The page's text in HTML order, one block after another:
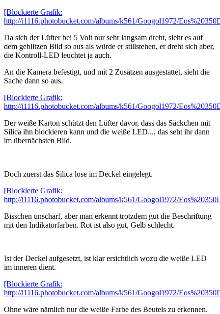
[Blockierte Grafik:
http://i1116.photobucket.com/albums/k561/Googol1972/
Da sich der Lüfter bei 5 Volt nur sehr langsam dreht, sieht es auf
dem geblitzen Bild so aus als würde er stillstehen, er dreht sich aber,
die Kontroll-LED leuchtet ja auch.
An die Kamera befestigt, und mit 2 Zusätzen ausgestattet, sieht die
Sache dann so aus.
[Blockierte Grafik:
http://i1116.photobucket.com/albums/k561/Googol1972/
Der weiße Karton schützt den Lüfter davor, dass das Säckchen mit
Silica ihn blockieren kann und die weiße LED..., das seht ihr dann
im übernächsten Bild.
Doch zuerst das Silica lose im Deckel eingelegt.
[Blockierte Grafik:
http://i1116.photobucket.com/albums/k561/Googol1972/
Bisschen unscharf, aber man erkennt trotzdem gut die Beschriftung
mit den Indikatorfarben. Rot ist also gut, Gelb schlecht.
Ist der Deckel aufgesetzt, ist klar ersichtlich wozu die weiße LED
im inneren dient.
[Blockierte Grafik:
http://i1116.photobucket.com/albums/k561/Googol1972/
Ohne wäre nämlich nur die weiße Farbe des Beutels zu erkennen.